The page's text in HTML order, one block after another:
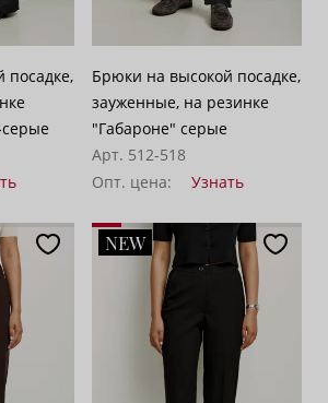
посадке,
Брюки на высокой посадке,
зауженные, на резинке
"Габароне" серые
Арт. 512-518
Опт. цена:
Узнать
NEW